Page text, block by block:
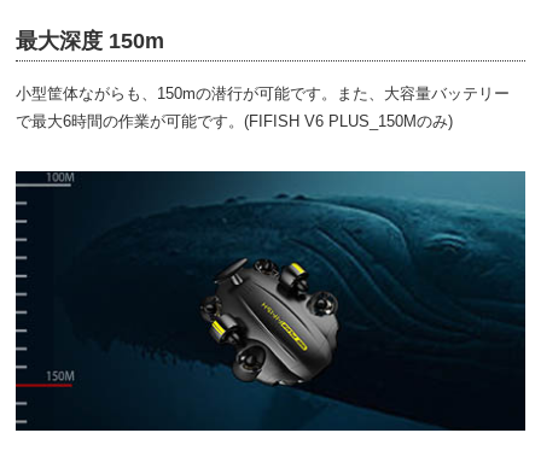
最大深度 150m
小型筐体ながらも、150mの潜行が可能です。また、大容量バッテリー
で最大6時間の作業が可能です。(FIFISH V6 PLUS_150Mのみ)